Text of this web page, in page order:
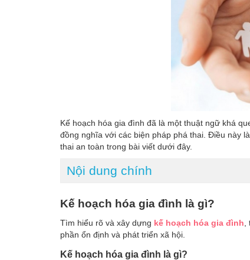
Kế hoạch hóa gia đình đã là một thuật ngữ khá
đồng nghĩa với các biện pháp phá thai. Điều này
thai an toàn trong bài viết dưới đây.
Nội dung chính
Kế hoạch hóa gia đình là gì?
Tìm hiểu rõ và xây dựng kế hoạch hóa gia đình
phần ổn định và phát triển xã hội.
Kế hoạch hóa gia đình là gì?